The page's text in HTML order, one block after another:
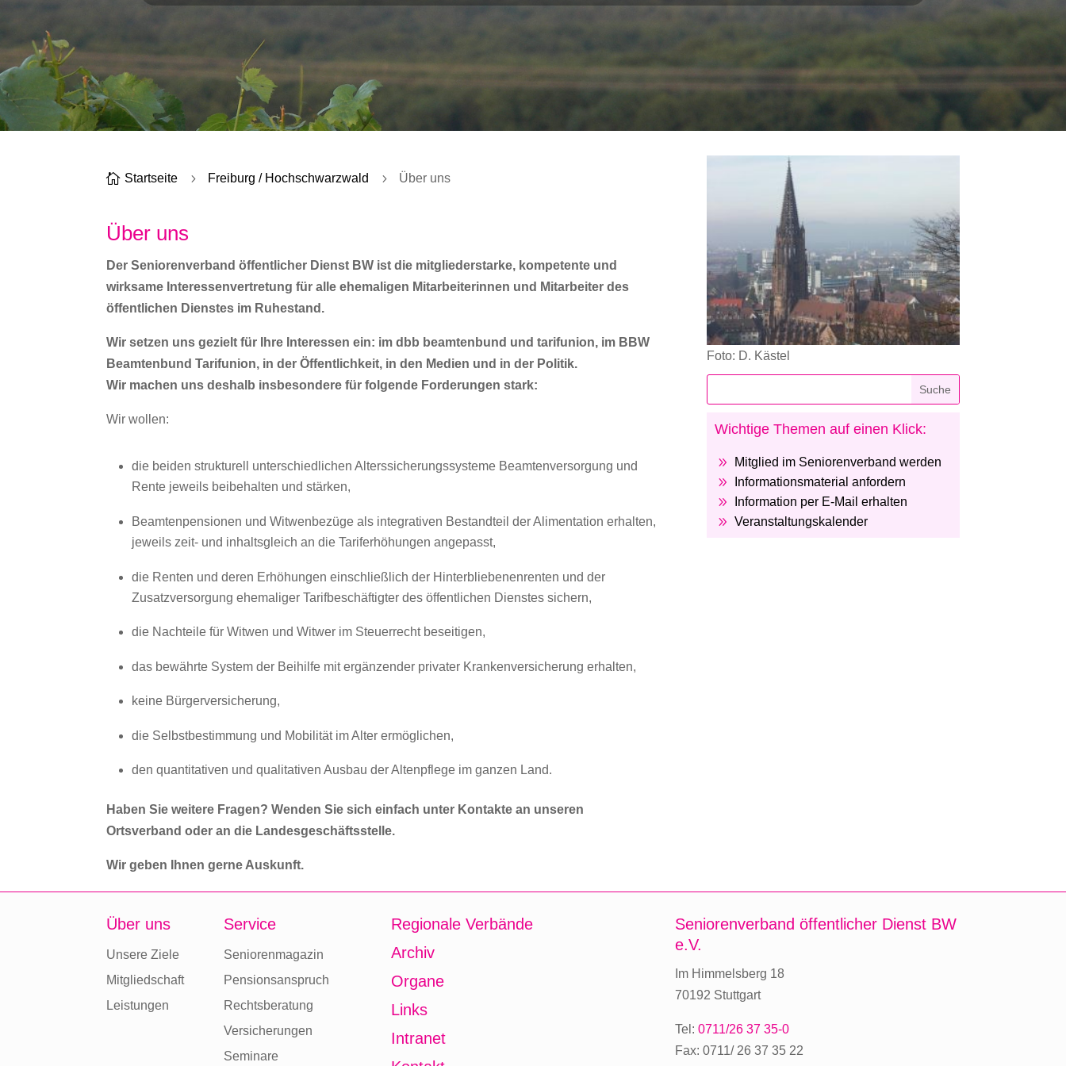
 Startseite 5 Freiburg / Hochschwarzwald 5 Über uns
Über uns
Der Seniorenverband öffentlicher Dienst BW ist die mitgliederstarke, kompetente und
wirksame Interessenvertretung für alle ehemaligen Mitarbeiterinnen und Mitarbeiter des
öffentlichen Dienstes im Ruhestand.
Wir setzen uns gezielt für Ihre Interessen ein: im dbb beamtenbund und tarifunion, im BBW
Beamtenbund Tarifunion, in der Öffentlichkeit, in den Medien und in der Politik.
Wir machen uns deshalb insbesondere für folgende Forderungen stark:
Wir wollen:
die beiden strukturell unterschiedlichen Alterssicherungssysteme Beamtenversorgung und
Rente jeweils beibehalten und stärken,
Beamtenpensionen und Witwenbezüge als integrativen Bestandteil der Alimentation erhalten,
jeweils zeit- und inhaltsgleich an die Tariferhöhungen angepasst,
die Renten und deren Erhöhungen einschließlich der Hinterbliebenenrenten und der
Zusatzversorgung ehemaliger Tarifbeschäftigter des öffentlichen Dienstes sichern,
die Nachteile für Witwen und Witwer im Steuerrecht beseitigen,
das bewährte System der Beihilfe mit ergänzender privater Krankenversicherung erhalten,
keine Bürgerversicherung,
die Selbstbestimmung und Mobilität im Alter ermöglichen,
den quantitativen und qualitativen Ausbau der Altenpflege im ganzen Land.
Haben Sie weitere Fragen? Wenden Sie sich einfach unter Kontakte an unseren
Ortsverband oder an die Landesgeschäftsstelle.
Wir geben Ihnen gerne Auskunft.
Foto: D. Kästel
Wichtige Themen auf einen Klick:
9 Mitglied im Seniorenverband werden
9 Informationsmaterial anfordern
9 Information per E-Mail erhalten
9 Veranstaltungskalender
Über uns
Unsere Ziele
Mitgliedschaft
Leistungen
Service
Seniorenmagazin
Pensionsanspruch
Rechtsberatung
Versicherungen
Seminare
Regionale Verbände
Archiv
Organe
Links
Intranet
Seniorenverbandöffentlicher Dienst BW
e.V.
Im Himmelsberg 18
70192 Stuttgart
Tel:0711/26 37 35-0
Fax: 0711/ 26 37 35 22